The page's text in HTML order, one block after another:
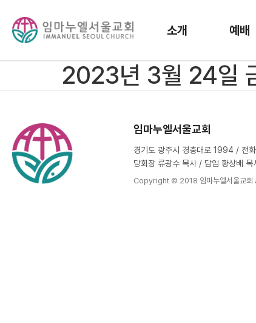
소개 예배
2023년 3월 24일
임마누엘서울교회
경기도 광주시 경충대로 1994 /
당회장 류광수 목사 / 담임 황상배 목
Copyright © 2018 임마누엘서울교